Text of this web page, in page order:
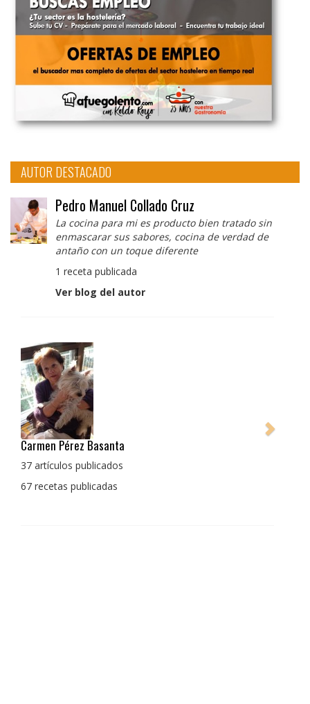
AUTOR DESTACADO
Pedro Manuel Collado Cruz
La cocina para mi es producto bien tratado sin
enmascarar sus sabores, cocina de verdad de
antaño con un toque diferente
1 receta publicada
Ver blog del autor
Pedro Manuel Collado Cruz
La cocina para mi es producto bien tratado sin
con un toque diferente